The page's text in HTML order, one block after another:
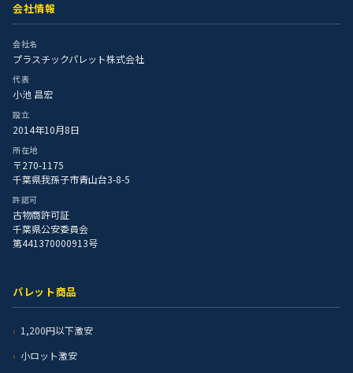
会社情報
会社名
プラスチックパレット株式会社
代表
小池 昌宏
設立
2014年10月8日
所在地
〒270-1175
千葉県我孫子市青山台3-8-5
許認可
古物商許可証
千葉県公安委員会
第441370000913号
パレット商品
1,200円以下激安
小ロット激安